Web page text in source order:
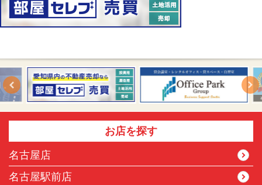
お店を探す
名古屋店
名古屋駅前店